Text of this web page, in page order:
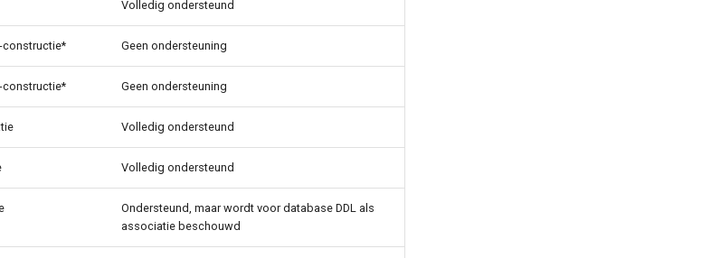
Volledig ondersteund
constructie* Geen ondersteuning
constructie* Geen ondersteuning
Volledig ondersteund
Volledig ondersteund
Ondersteund, maar wordt voor database DDL als
associatie beschouwd